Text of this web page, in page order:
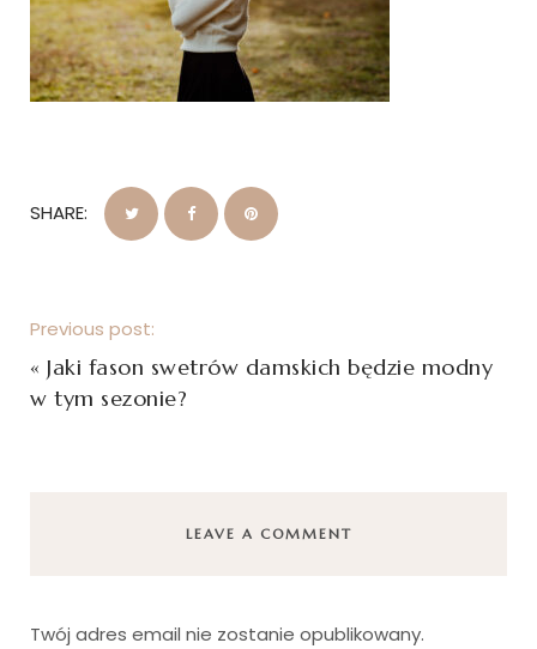
SHARE:
Previous post:
« Jaki fason swetrów damskich będzie modny
w tym sezonie?
LEAVE A COMMENT
Twój adres email nie zostanie opublikowany.